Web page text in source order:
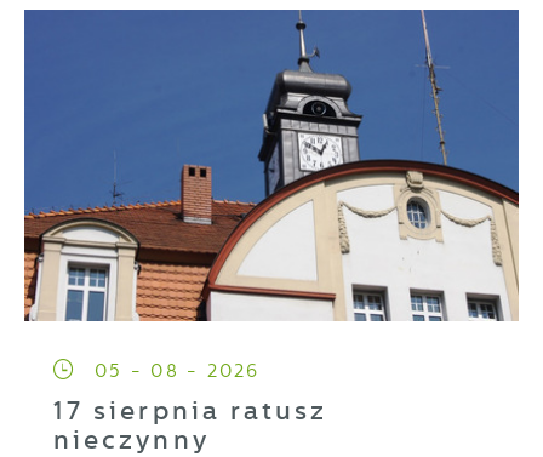
05 - 08 - 2026
17 sierpnia ratusz
nieczynny